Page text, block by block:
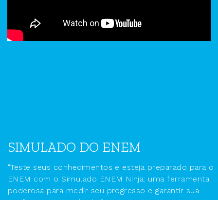
SIMULADO DO ENEM
"Teste seus conhecimentos e esteja preparado para o
ENEM com o Simulado ENEM Ninja: uma ferramenta
poderosa para medir seu progresso e garantir sua